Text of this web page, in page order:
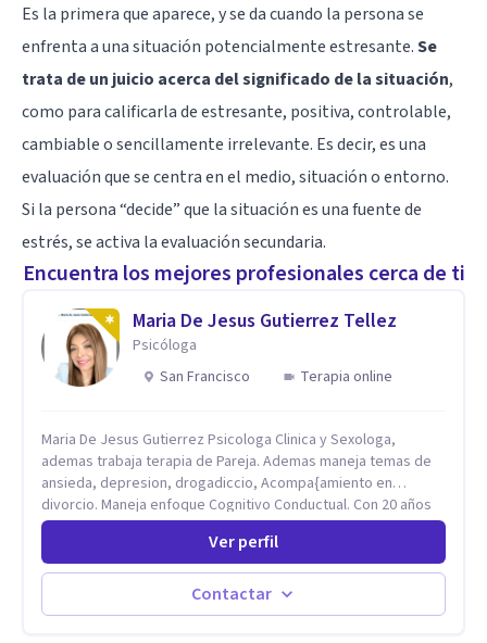
Es la primera que aparece, y se da cuando la persona se
enfrenta a una situación potencialmente estresante.Se
trata de un juicio acerca del significado de la situación,
como para calificarla de estresante, positiva, controlable,
cambiable o sencillamente irrelevante. Es decir, es una
evaluación que se centra en el medio, situación o entorno.
Si la persona “decide” que la situación es una fuente de
estrés, se activa la evaluación secundaria.
Encuentra los mejores profesionales cerca de ti
Maria De Jesus Gutierrez Tellez
Psicóloga
San Francisco
Terapia online
Maria De Jesus Gutierrez Psicologa Clinica y Sexologa,
ademas trabaja terapia de Pareja. Ademas maneja temas de
ansieda, depresion, drogadiccio, Acompa{amiento en
divorcio. Maneja enfoque Cognitivo Conductual. Con 20 años
de experiencia, constantemente capacitandose en las
diferntes areas de la Salud Mental.
Ver perfil
Contactar